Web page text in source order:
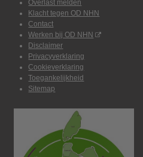
Overlast melden
Klacht tegen OD NHN
Contact
Werken bij OD NHN
Disclaimer
Privacyverklaring
Cookieverklaring
Toegankelijkheid
Sitemap